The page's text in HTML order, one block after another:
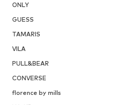
ONLY
GUESS
TAMARIS
VILA
PULL&BEAR
CONVERSE
florence by mills